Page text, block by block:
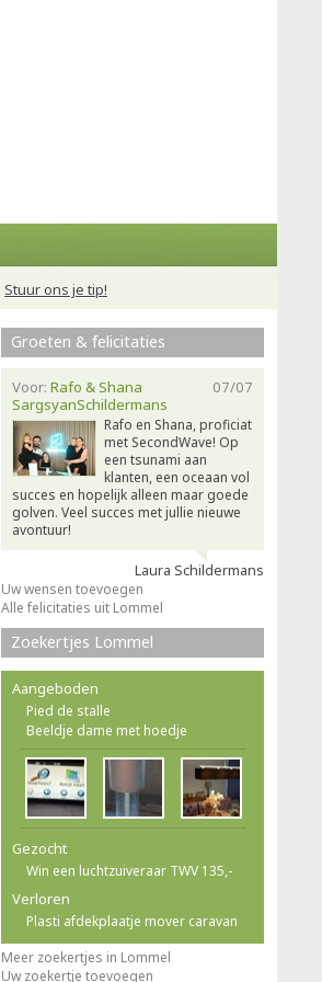
Stuur ons je tip!
Groeten & felicitaties
07/07
Voor: Rafo & Shana
SargsyanSchildermans
Rafo en Shana, proficiat
met SecondWave! Op
een tsunami aan
klanten, een oceaan vol
succes en hopelijk alleen maar goede
golven. Veel succes met jullie nieuwe
avontuur!
Laura Schildermans
Uw wensen toevoegen
Alle felicitaties uit Lommel
Zoekertjes Lommel
Aangeboden
Pied de stalle
Beeldje dame met hoedje
Gezocht
Win een luchtzuiveraar TWV 135,-
Verloren
Plasti afdekplaatje mover caravan
Meer zoekertjes in Lommel
Uw zoekertje toevoegen